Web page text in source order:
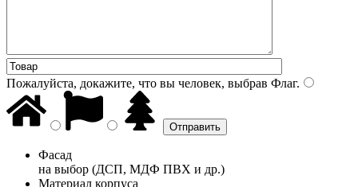
Пожалуйста, докажите, что вы человек, выбрав Флаг.
Фасад
на выбор (ДСП, МДФ ПВХ и др.)
Материал корпуса